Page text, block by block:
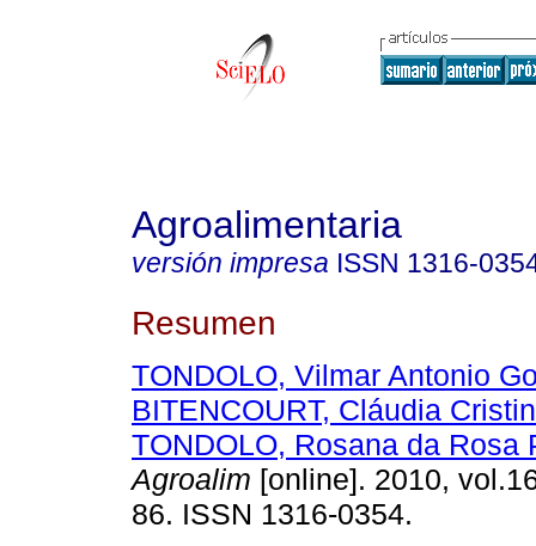
Agroalimentaria
versión impresa ISSN 1316-
Resumen
TONDOLO, Vilmar Antonio
BITENCOURT, Cláudia
TONDOLO, Rosana da Rosa
Agroalim [online]. 2010,
86. ISSN 1316-0354.